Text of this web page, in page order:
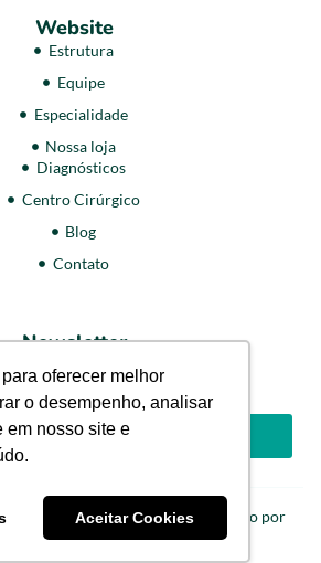
oferecer melhor
o desempenho, analisar
em nosso site e
Aceitar Cookies
Website
Estrutura
Equipe
Especialidade
Nossa loja
Diagnósticos
Centro Cirúrgico
Blog
Contato
Newsletter
se em nossa newsletter
todas as novidades!
os direitos reservados. Desenvolvido por